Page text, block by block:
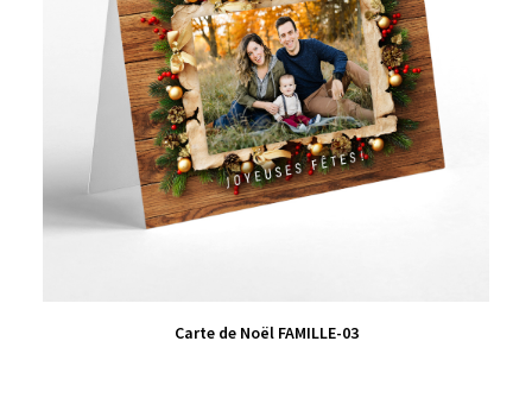
VIEW PRODUCT
Carte de Noël FAMILLE-03